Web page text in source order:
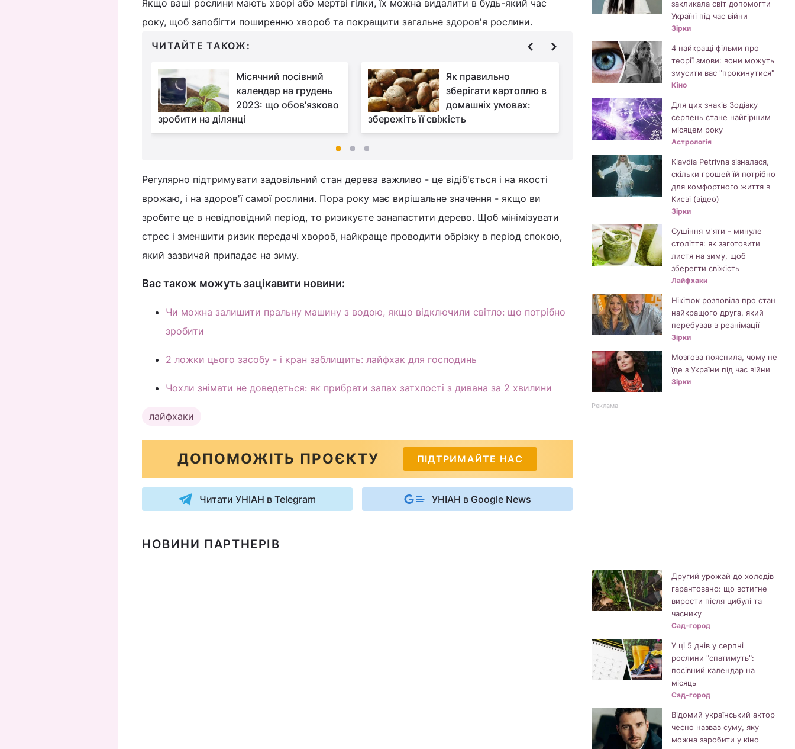
Якщо ваші рослини мають хворі або мертві гілки, їх можна видалити в будь-який час
року, щоб запобігти поширенню хвороб та покращити загальне здоров'я рослини.
ЧИТАЙТЕ ТАКОЖ:
Місячний посівний
календар на грудень
2023: що обов'язково
зробити на ділянці
Як правильно
зберігати картоплю в
домашніх умовах:
збережіть її свіжість
Навіщо
використовувати
котячий наповнювач
для рослин: зробіть це прямо зараз
Регулярно підтримувати задовільний стан дерева важливо - це відіб'ється і на якості
врожаю, і на здоров'ї самої рослини. Пора року має вирішальне значення - якщо ви
зробите це в невідповідний період, то ризикуєте занапастити дерево. Щоб мінімізувати
стрес і зменшити ризик передачі хвороб, найкраще проводити обрізку в період спокою,
який зазвичай припадає на зиму.
Вас також можуть зацікавити новини:
Чи можна залишити пральну машину з водою, якщо відключили світло: що потрібно
зробити
2 ложки цього засобу - і кран заблищить: лайфхак для господинь
Чохли знімати не доведеться: як прибрати запах затхлості з дивана за 2 хвилини
лайфхаки
ДОПОМОЖІТЬ ПРОЄКТУ ПІДТРИМАЙТЕ НАС
Читати УНІАН в Telegram УНІАН в Google News
НОВИНИ ПАРТНЕРІВ
закликала світ допомогти
Україні під час війни
Зірки
4 найкращі фільми про
теорії змови: вони можуть
змусити вас "прокинутися"
Кіно
Для цих знаків Зодіаку
серпень стане найгіршим
місяцем року
Астрологія
Klavdia Petrivna зізналася,
скільки грошей їй потрібно
для комфортного життя в
Києві (відео)
Зірки
Сушіння м'яти - минуле
століття: як заготовити
листя на зиму, щоб
зберегти свіжість
Лайфхаки
Нікітюк розповіла про стан
найкращого друга, який
перебував в реанімації
Зірки
Мозгова пояснила, чому не
їде з України під час війни
Зірки
Реклама
Другий урожай до холодів
гарантовано: що встигне
вирости після цибулі та
часнику
Сад-город
У ці 5 днів у серпні
рослини "спатимуть":
посівний календар на
місяць
Сад-город
Відомий український актор
чесно назвав суму, яку
можна заробити у кіно